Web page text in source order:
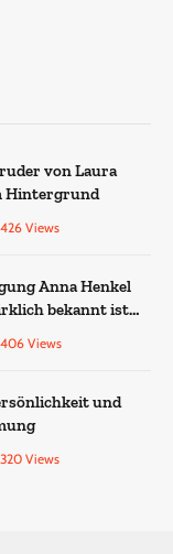
von Laura
Hintergrund
Views
Anna Henkel
bekannt ist
wurde
Views
und
Views